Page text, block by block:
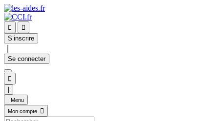


S’inscrire
Se connecter

Menu
Mon compte
